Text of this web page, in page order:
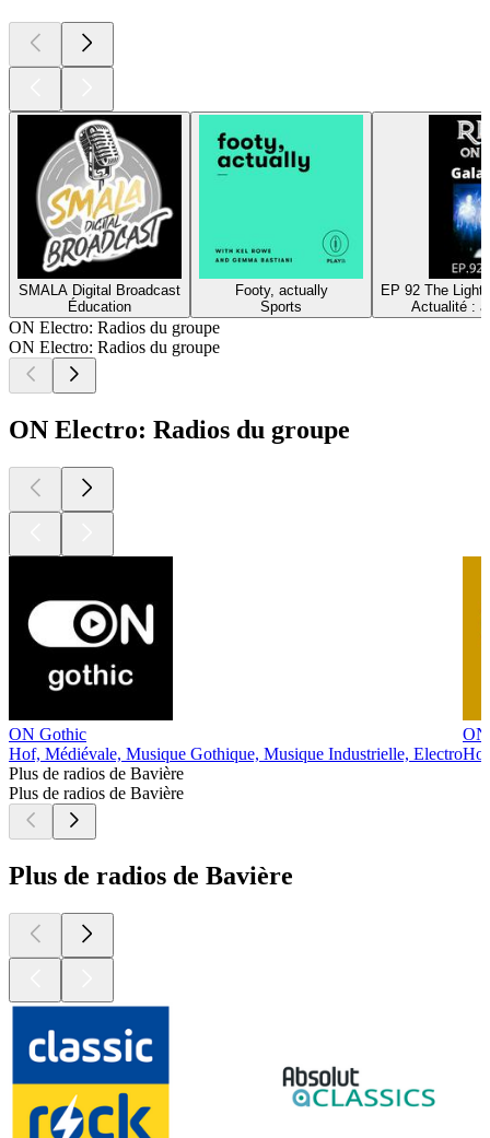
SMALA Digital Broadcast
Éducation
Footy, actually
Sports
EP 92 The Light
Actualité :
ON Electro: Radios du groupe
ON Electro: Radios du groupe
ON Electro: Radios du groupe
ON Gothic
Hof, Médiévale, Musique Gothique, Musique Industrielle, Electro
Plus de radios de Bavière
Plus de radios de Bavière
Plus de radios de Bavière